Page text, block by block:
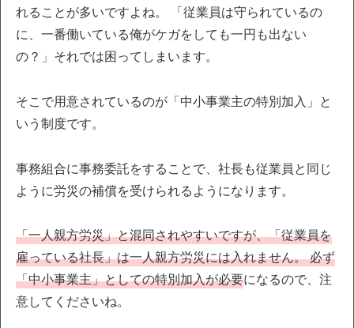
れることが多いですよね。 「従業員は守られているの
に、一番働いている俺がケガをしても一円も出ない
の？」それでは困ってしまいます。
そこで用意されているのが「中小事業主の特別加入」と
いう制度です。
事務組合に事務委託をすることで、社長も従業員と同じ
ように労災の補償を受けられるようになります。
「一人親方労災」と混同されやすいですが、「従業員を
雇っている社長」は一人親方労災には入れません。 必ず
「中小事業主」としての特別加入が必要になるので、注
意してくださいね。